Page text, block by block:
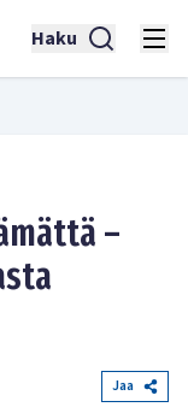
Haku
–
Jaa